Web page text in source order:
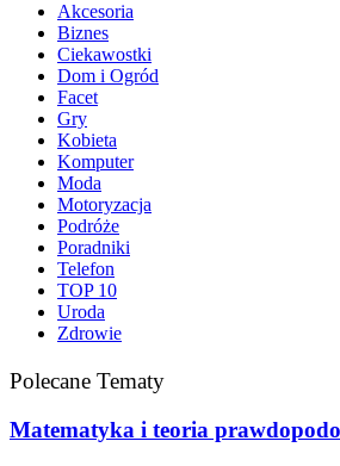
Akcesoria
Biznes
Ciekawostki
Dom i Ogród
Facet
Gry
Kobieta
Komputer
Moda
Motoryzacja
Podróże
Poradniki
Telefon
TOP 10
Uroda
Zdrowie
Polecane Tematy
Matematyka i teoria